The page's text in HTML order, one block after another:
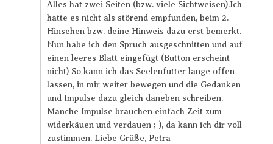
Alles hat zwei Seiten (bzw. viele Sichtweisen).Ich
hatte es nicht als störend empfunden, beim 2.
Hinsehen bzw. deine Hinweis dazu erst bemerkt.
Nun habe ich den Spruch ausgeschnitten und auf
einen leeres Blatt eingefügt (Button erscheint
nicht) So kann ich das Seelenfutter lange offen
lassen, in mir weiter bewegen und die Gedanken
und Impulse dazu gleich daneben schreiben.
Manche Impulse brauchen einfach Zeit zum
widerkäuen und verdauen ;-), da kann ich dir voll
zustimmen. Liebe Grüße, Petra